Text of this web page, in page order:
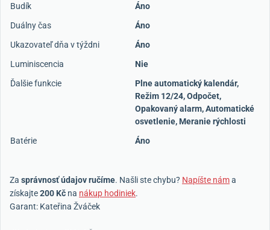
Budík
Áno
Duálny čas
Áno
Ukazovateľ dňa v týždni
Áno
Luminiscencia
Nie
Ďalšie funkcie
Plne automatický kalendár,
Režim 12/24, Odpočet,
Opakovaný alarm, Automatické
osvetlenie, Meranie rýchlosti
Batérie
Áno
Za správnosť údajov ručíme. Našli ste chybu? Napíšte náma
získajte200 Kč na nákup hodiniek.
Garant: Kateřina Žváček